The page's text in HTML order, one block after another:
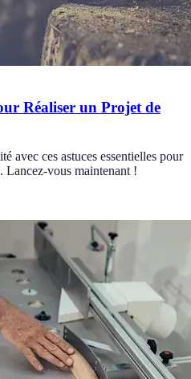
Réaliser un Projet de
avec ces astuces essentielles pour
Lancez-vous maintenant !